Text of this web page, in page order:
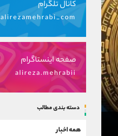
کانال تلگرام
alirezamehrabi_com
صفحه اینستاگرام
alireza.mehrabii
دسته بندی مطالب
همه اخبار